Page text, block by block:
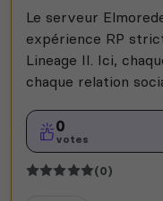
Le serveur
expérience RP
Lineage II. Ici,
chaque relation
0
votes
(0)